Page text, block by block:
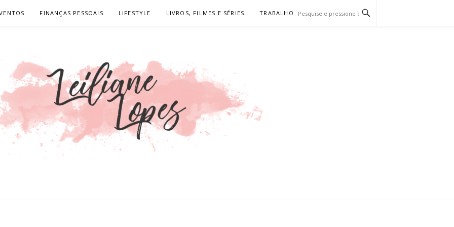
FINANÇAS PESSOAIS LIFESTYLE LIVROS, FILMES E SÉRIES TRABALHO